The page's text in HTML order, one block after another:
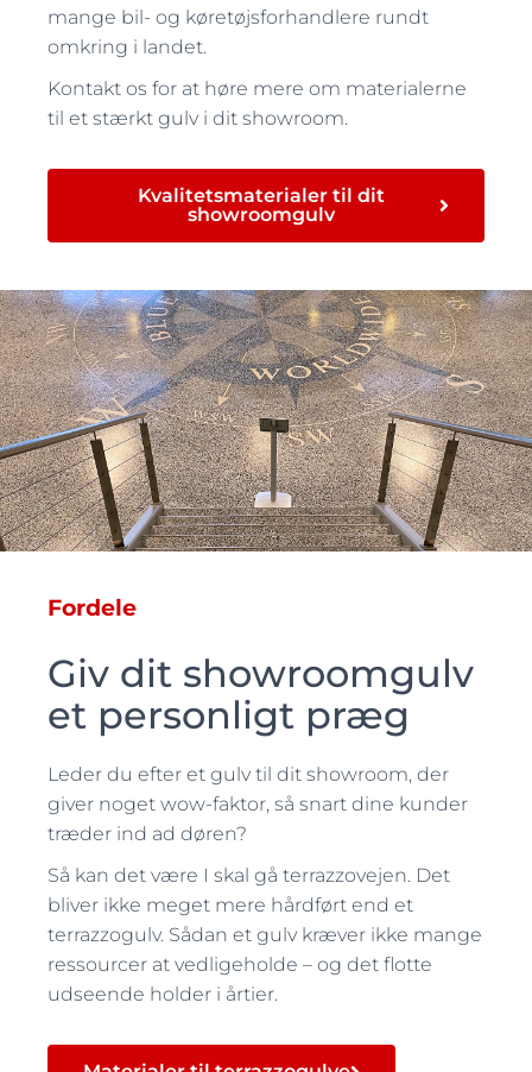
mange bil- og køretøjsforhandlere rundt
omkring i landet.
Kontakt os for at høre mere om materialerne
til et stærkt gulv i dit showroom.
Kvalitetsmaterialer til dit
showroomgulv
Fordele
Giv dit showroomgulv
et personligt præg
Leder du efter et gulv til dit showroom, der
giver noget wow-faktor, så snart dine kunder
træder ind ad døren?
Så kan det være I skal gå terrazzovejen. Det
bliver ikke meget mere hårdført end et
terrazzogulv. Sådan et gulv kræver ikke mange
ressourcer at vedligeholde – og det flotte
udseende holder i årtier.